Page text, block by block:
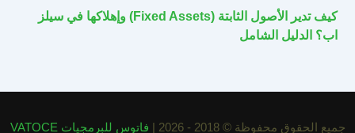
كيف تدير الأصول الثابتة (Fixed Assets) وإهلاكها في سيلز
اب؟ الدليل الشامل
جميع الحقوق محفوظة © 2018 - 2026 | فاتوس للبرمجيات VATOCE